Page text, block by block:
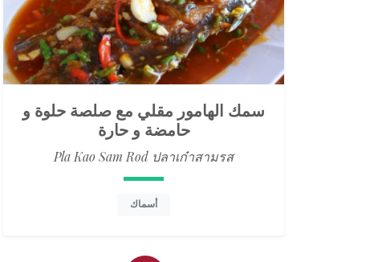
سمك الهامور مقلي مع صلصة حلوة و
حامضة و حارة
Pla Kao Sam Rod ปลาเก๋าสามรส
أسماك